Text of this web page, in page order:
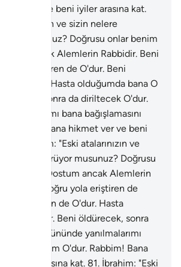
ver ve beni iyiler arasına kat.
atalarınızın ve sizin nelere
musunuz? Doğrusu onlar benim
ancak Alemlerin Rabbidir. Beni
yola eriştiren de O'dur. Beni
de O'dur. Hasta olduğumda bana O
sonra da diriltecek O'dur.
bana bağışlamasını
Rabbim! Bana hikmet ver ve beni
İbrahim: "Eski atalarınızın ve
görüyor musunuz? Doğrusu
Dostum ancak Alemlerin
da, doğru yola eriştiren de
de, içiren de O'dur. Hasta
O şifa verir. Beni öldürecek, sonra
Ahiret gününde yanılmalarımı
umduğum O'dur. Rabbim! Bana
iyiler arasına kat. 81. İbrahim: "Eski